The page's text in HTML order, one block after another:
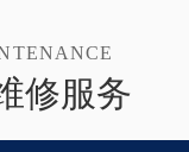
修服务